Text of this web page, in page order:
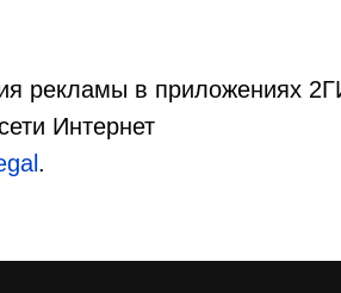
рекламы в приложениях
Интернет
.